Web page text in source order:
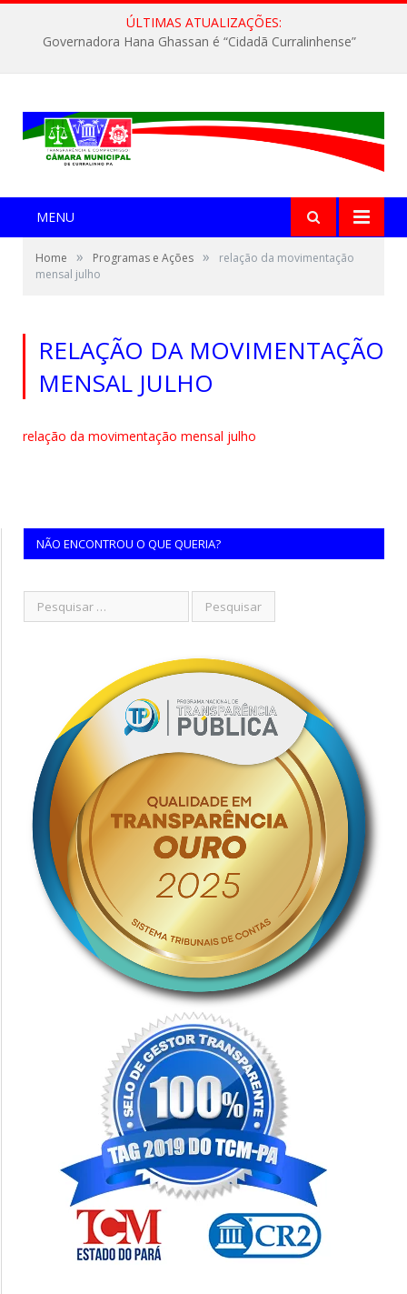
ÚLTIMAS ATUALIZAÇÕES:
Governadora Hana Ghassan é “Cidadã Curralinhense”
MENU
Home » Programas e Ações »
relação da movimentação
mensal julho
RELAÇÃO DA MOVIMENTAÇÃO
MENSAL JULHO
relação da movimentação mensal julho
NÃO ENCONTROU O QUE QUERIA?